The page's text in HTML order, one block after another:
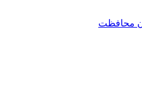
محافظت